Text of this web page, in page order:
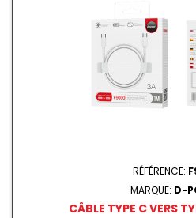
RÉFÉRENCE:
MARQUE: D-
CÂBLE TYPE C VERS